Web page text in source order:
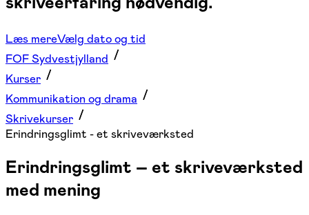
Læs mereVælg dato og tid
FOF Sydvestjylland
Kurser
Kommunikation og drama
Skrivekurser
Erindringsglimt - et skriveværksted
Erindringsglimt – et skriveværksted
med mening